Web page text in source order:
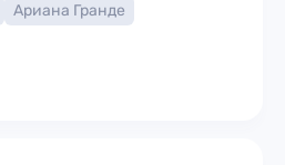
Ариана Гранде